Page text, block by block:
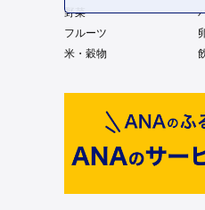
野菜
フルーツ
米・穀物